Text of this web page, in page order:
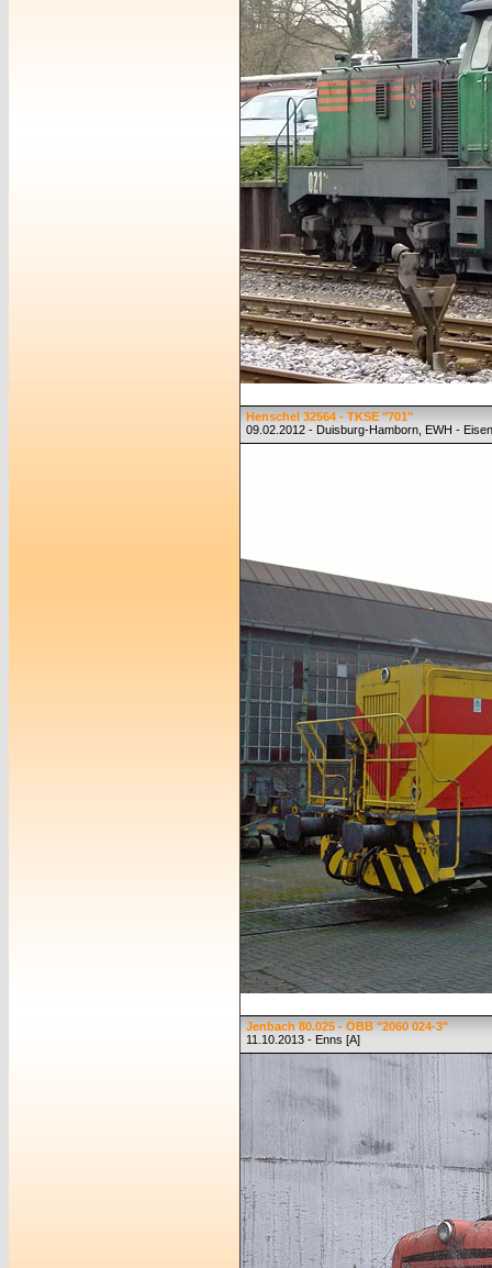
Henschel 32564 - TKSE "701"
09.02.2012 - Duisburg-Hamborn, EWH -
Jenbach 80.025 - ÖBB "2060 024-3"
11.10.2013 - Enns [A]